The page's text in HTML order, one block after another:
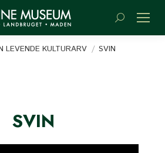
Søge:
LEVENDE KULTURARV SVIN
SVIN